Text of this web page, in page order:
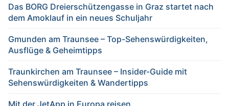
Das BORG Dreierschützengasse in Graz startet nach
dem Amoklauf in ein neues Schuljahr
Gmunden am Traunsee – Top-Sehenswürdigkeiten,
Ausflüge & Geheimtipps
Traunkirchen am Traunsee – Insider-Guide mit
Sehenswürdigkeiten & Wandertipps